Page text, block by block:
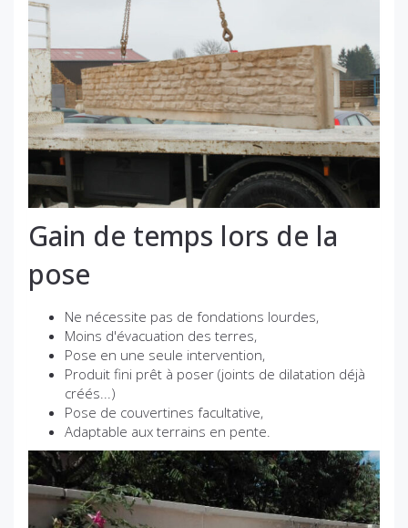
Gain de temps lors de la
pose
Ne nécessite pas de fondations lourdes,
Moins d'évacuation des terres,
Pose en une seule intervention,
Produit fini prêt à poser (joints de dilatation déjà
créés...)
Pose de couvertines facultative,
Adaptable aux terrains en pente.